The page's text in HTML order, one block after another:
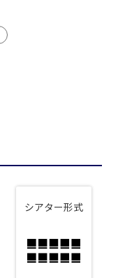
シアター形式